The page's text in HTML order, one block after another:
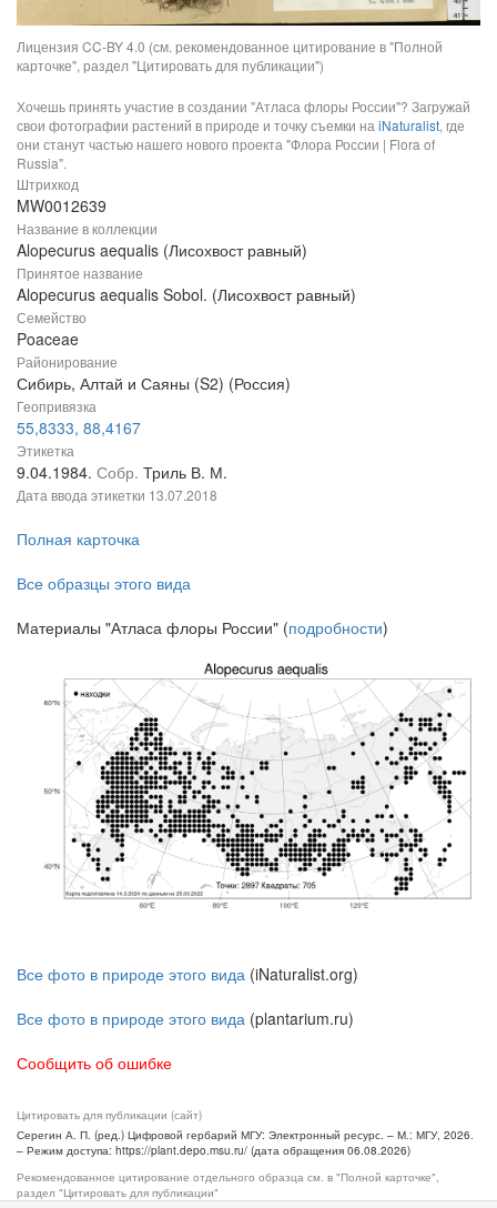
Лицензия CC-BY 4.0 (см. рекомендованное цитирование в "Полной
карточке", раздел "Цитировать для публикации")
Хочешь принять участие в создании "Атласа флоры России"? Загружай
свои фотографии растений в природе и точку съемки на iNaturalist, где
они станут частью нашего нового проекта "Флора России | Flora of
Russia".
Штрихкод
MW0012639
Название в коллекции
Alopecurus aequalis (Лисохвост равный)
Принятое название
Alopecurus aequalis Sobol. (Лисохвост равный)
Семейство
Poaceae
Районирование
Сибирь, Алтай и Саяны (S2) (Россия)
Геопривязка
55,8333, 88,4167
Этикетка
9.04.1984. Собр. Триль В. М.
Дата ввода этикетки 13.07.2018
Полная карточка
Все образцы этого вида
Материалы "Атласа флоры России" (подробности)
Все фото в природе этого вида (iNaturalist.org)
Все фото в природе этого вида (plantarium.ru)
Сообщить об ошибке
Цитировать для публикации (сайт)
Серегин А. П. (ред.) Цифровой гербарий МГУ: Электронный ресурс. – М.: МГУ, 2026.
– Режим доступа: https://plant.depo.msu.ru/ (дата обращения 06.08.2026)
Рекомендованное цитирование отдельного образца см. в "Полной карточке",
раздел "Цитировать для публикации"